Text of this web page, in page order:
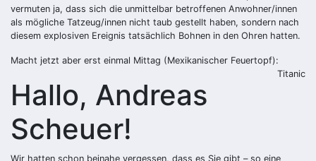
vermuten ja, dass sich die unmittelbar betroffenen Anwohner/innen
als mögliche Tatzeug/innen nicht taub gestellt haben, sondern nach
diesem explosiven Ereignis tatsächlich Bohnen in den Ohren hatten.
Macht jetzt aber erst einmal Mittag (Mexikanischer Feuertopf):
Titanic
Hallo, Andreas
Scheuer!
Wir hatten schon beinahe vergessen, dass es Sie gibt – so eine